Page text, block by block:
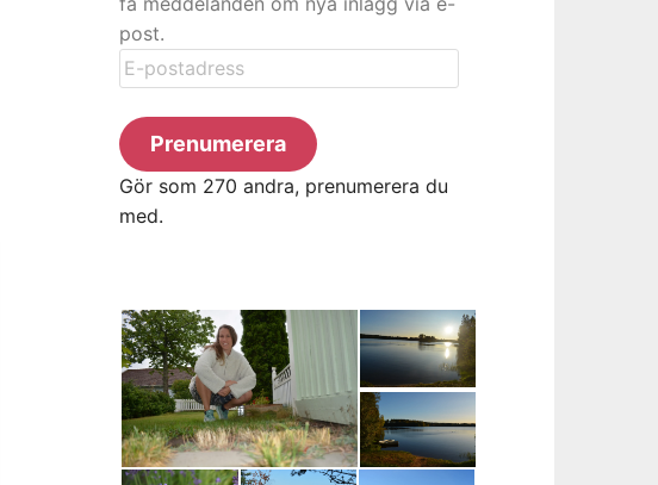
post.
E-
postadress
Prenumerera
Gör som 270 andra, prenumerera du
med.